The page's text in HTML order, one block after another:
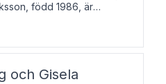
född 1986, är
och författare och
och Gisela